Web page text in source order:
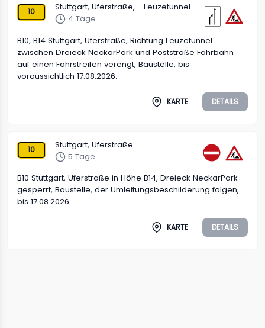
10
Stuttgart, Uferstraße, - Leuzetunnel
4 Tage
B10, B14 Stuttgart, Uferstraße, Richtung Leuzetunnel
zwischen Dreieck NeckarPark und Poststraße Fahrbahn
auf einen Fahrstreifen verengt, Baustelle, bis
voraussichtlich 17.08.2026.
KARTE DETAILS
10
Stuttgart, Uferstraße
5 Tage
B10 Stuttgart, Uferstraße in Höhe B14, Dreieck NeckarPark
gesperrt, Baustelle, der Umleitungsbeschilderung folgen,
bis 17.08.2026.
KARTE DETAILS